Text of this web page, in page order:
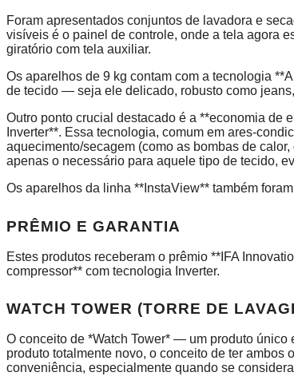
Foram apresentados conjuntos de lavadora e
visíveis é o painel de controle, onde a tela agora
giratório com tela auxiliar.
Os aparelhos de 9 kg contam com a tecnologia
de tecido — seja ele delicado, robusto como
Outro ponto crucial destacado é a **economia de
Inverter**. Essa tecnologia, comum em ares-
aquecimento/secagem (como as bombas de
apenas o necessário para aquele tipo de tecido,
Os aparelhos da linha **InstaView** também
PRÊMIO E GARANTIA
Estes produtos receberam o prêmio **IFA
compressor** com tecnologia Inverter.
WATCH TOWER (TORRE DE
O conceito de *Watch Tower* — um produto
produto totalmente novo, o conceito de ter ambos
conveniência, especialmente quando se